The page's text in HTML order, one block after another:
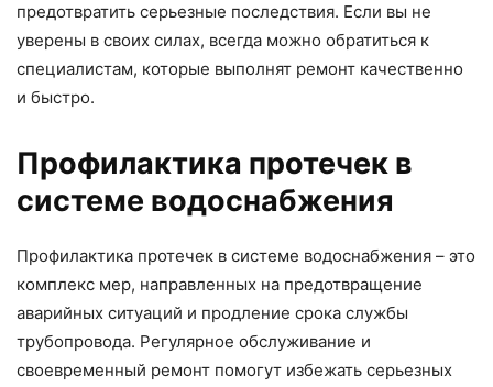
предотвратить серьезные последствия. Если вы не
уверены в своих силах, всегда можно обратиться к
специалистам, которые выполнят ремонт качественно
и быстро.
Профилактика протечек в
системе водоснабжения
Профилактика протечек в системе водоснабжения – это
комплекс мер, направленных на предотвращение
аварийных ситуаций и продление срока службы
трубопровода. Регулярное обслуживание и
своевременный ремонт помогут избежать серьезных